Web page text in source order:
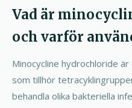
Vad är
och varför
Minocycline hydrochloride
som tillhör
behandla olika bakteriella